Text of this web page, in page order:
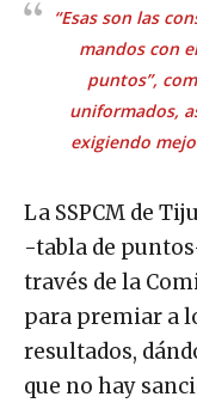
“Esas son las
mandos con
puntos”,
uniformados,
exigiendo
La SSPCM de
-tabla de
través de la
para premiar a
resultados,
que no hay